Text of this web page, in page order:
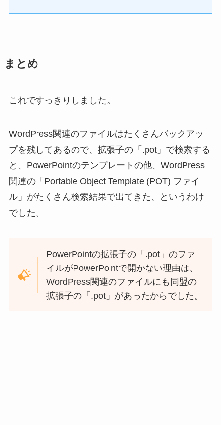
まとめ
これですっきりしました。
WordPress関連のファイルはたくさんバックアッ
プを残してあるので、拡張子の「.pot」で検索する
と、PowerPointのテンプレートの他、WordPress
関連の「Portable Object Template (POT) ファイ
ル」がたくさん検索結果で出てきた、というわけ
でした。
PowerPointの拡張子の「.pot」のファ
イルがPowerPointで開かない理由は、
WordPress関連のファイルにも同盟の
拡張子の「.pot」があったからでした。